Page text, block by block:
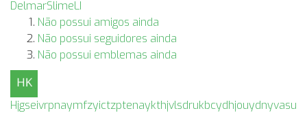
DelmarSlimeLI
Não possui amigos ainda
Não possui seguidores ainda
Não possui emblemas ainda
Hjgseivrpnaymfzyictzptenaykthjvlsdrukbcydhjouydnyvasu